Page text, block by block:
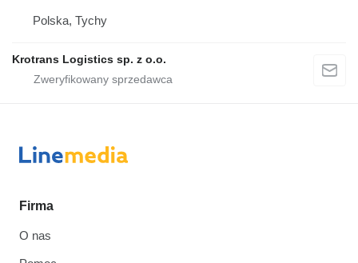
Polska, Tychy
Krotrans Logistics sp. z o.o.
Firma
O nas